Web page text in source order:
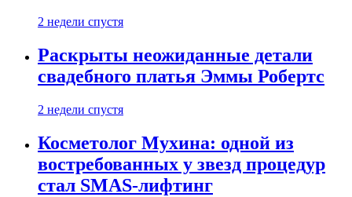
2 недели спустя
Раскрыты неожиданные детали
свадебного платья Эммы Робертс
2 недели спустя
Косметолог Мухина: одной из
востребованных у звезд процедур
стал SMAS-лифтинг